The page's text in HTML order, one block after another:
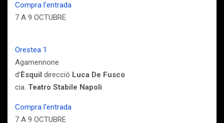
Compra l’entrada
7 A 9 OCTUBRE
Orestea 1
Agamennone
d’Èsquil direcció Luca De Fusco
cia. Teatro Stabile Napoli
Compra l’entrada
7 A 9 OCTUBRE